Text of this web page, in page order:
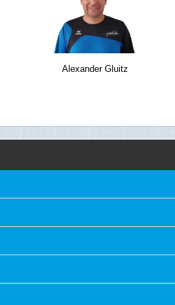
Alexander Gluitz